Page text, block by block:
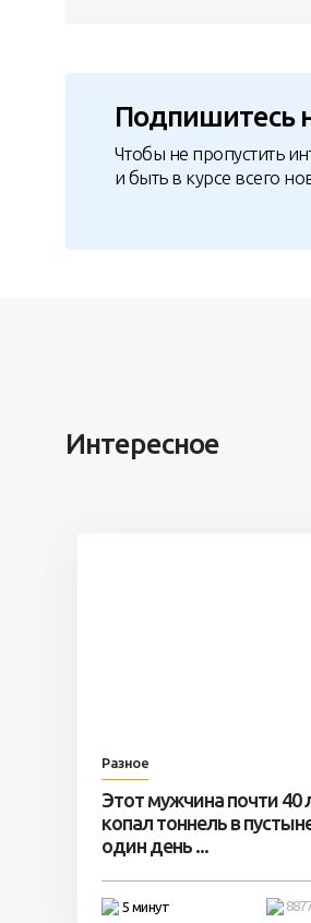
Подпишитесь
Чтобы не пропустить
и быть в курсе всего
Интересное
Разное
Этот мужчина почти 40
копал тоннель в
один день ...
5 минут